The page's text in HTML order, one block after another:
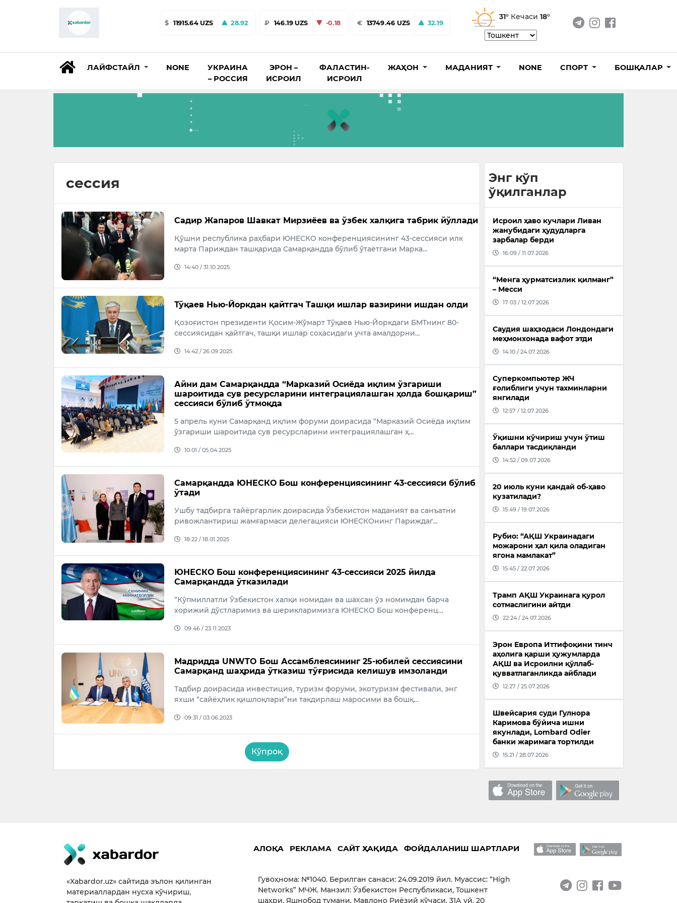
$ 11915.64 UZS 28.92 ₽ 146.19 UZS -0.18 € 13749.46 UZS 32.19
31° Кечаси 18°
ЛАЙФСТАЙЛ NONE
УКРАИНА
– РОССИЯ
ЭРОН –
ИСРОИЛ
ФАЛАСТИН-
ИСРОИЛ
ЖАҲОН МАДАНИЯТ NONE СПОРТ БОШҚАЛАР
сессия
Садир Жапаров Шавкат Мирзиёев ва ўзбек халқига табрик йўллади
Қўшни республика раҳбари ЮНЕСКО конференциясининг 43-сессияси илк
марта Париждан ташқарида Самарқандда бўлиб ўтаётгани Марка…
14:40 / 31.10.2025
Тўқаев Нью-Йоркдан қайтгач Ташқи ишлар вазирини ишдан олди
Қозоғистон президенти Қосим-Жўмарт Тўқаев Нью-Йоркдаги БМТнинг 80-
сессиясидан қайтгач, ташқи ишлар соҳасидаги учта амалдорни…
14:42 / 26.09.2025
Айни дам Самарқандда “Марказий Осиёда иқлим ўзгариши
шароитида сув ресурсларини интеграциялашган ҳолда бошқариш”
сессияси бўлиб ўтмоқда
5 апрель куни Самарқанд иқлим форуми доирасида “Марказий Осиёда иқлим
ўзгариши шароитида сув ресурсларини интеграциялашган ҳ…
10:01 / 05.04.2025
Самарқандда ЮНЕСКО Бош конференциясининг 43-сессияси бўлиб
ўтади
Ушбу тадбирга тайёргарлик доирасида Ўзбекистон маданият ва санъатни
ривожлантириш жамғармаси делегацияси ЮНЕСКОнинг Париждаг…
18:22 / 18.01.2025
ЮНЕСКО Бош конференциясининг 43-сессияси 2025 йилда
Самарқандда ўтказилади
“Кўпмиллатли Ўзбекистон халқи номидан ва шахсан ўз номимдан барча
хорижий дўстларимиз ва шерикларимизга ЮНЕСКО Бош конференц…
09:46 / 23.11.2023
Мадридда UNWTO Бош Ассамблеясининг 25-юбилей сессиясини
Самарқанд шаҳрида ўтказиш тўғрисида келишув имзоланди
Тадбир доирасида инвестиция, туризм форуми, экотуризм фестивали, энг
яхши “сайёҳлик қишлоқлари”ни тақдирлаш маросими ва бошқ…
09:31 / 03.06.2023
Кўпроқ
Энг кўп
ўқилганлар
Исроил ҳаво кучлари Ливан
жанубидаги ҳудудларга
зарбалар берди
16:09 / 11.07.2026
“Менга ҳурматсизлик қилманг”
– Месси
17:03 / 12.07.2026
Саудия шаҳзодаси Лондондаги
меҳмонхонада вафот этди
14:10 / 24.07.2026
Суперкомпьютер ЖЧ
ғолиблиги учун тахминларни
янгилади
12:57 / 12.07.2026
Ўқишни кўчириш учун ўтиш
баллари тасдиқланди
14:52 / 09.07.2026
20 июль куни қандай об-ҳаво
кузатилади?
15:49 / 19.07.2026
Рубио: “АҚШ Украинадаги
можарони ҳал қила оладиган
ягона мамлакат”
15:45 / 22.07.2026
Трамп АҚШ Украинага қурол
сотмаслигини айтди
22:24 / 24.07.2026
Эрон Европа Иттифоқини тинч
аҳолига қарши ҳужумларда
АҚШ ва Исроилни қўллаб-
қувватлаганликда айблади
12:27 / 25.07.2026
Швейсария суди Гулнора
Каримова бўйича ишни
якунлади, Lombard Odier
банки жаримага тортилди
15:21 / 28.07.2026
«Xabardor.uz» сайтида эълон қилинган
материаллардан нусха кўчириш,
АЛОҚА РЕКЛАМА САЙТ ҲАҚИДА ФОЙДАЛАНИШ ШАРТЛАРИ
Гувоҳнома: №1040. Берилган санаси: 24.09.2019 йил. Муассис: “High
Networks” МЧЖ. Манзил: Ўзбекистон Республикаси, Тошкент
шаҳри, Яшнобод тумани, Мавлоно Риёзий кўчаси, 31А уй, 20